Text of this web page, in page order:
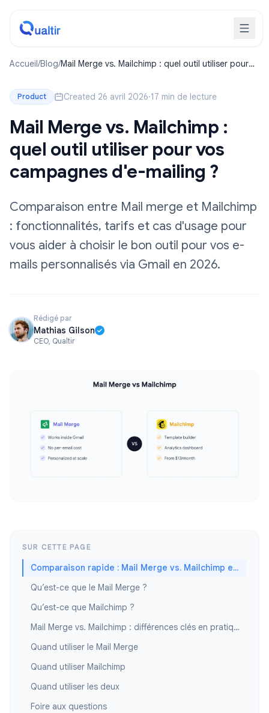
Accueil/Blog/Mail Merge vs. Mailchimp : quel outil utiliser pour
Product Created 26 avril 2026·17 min de lecture
Mail Merge vs. Mailchimp :
quel outil utiliser pour vos
campagnes d'e-mailing ?
Comparaison entre Mail merge et Mailchimp
: fonctionnalités, tarifs et cas d'usage pour
vous aider à choisir le bon outil pour vos e-
mails personnalisés via Gmail en 2026.
Rédigé par
Mathias Gilson
CEO, Qualtir
SUR CETTE PAGE
Comparaison rapide : Mail Merge vs. Mailchimp en un coup d’œil
Qu’est-ce que le Mail Merge ?
Qu’est-ce que Mailchimp ?
Mail Merge vs. Mailchimp : différences clés en pratique
Quand utiliser le Mail Merge
Quand utiliser Mailchimp
Quand utiliser les deux
Foire aux questions